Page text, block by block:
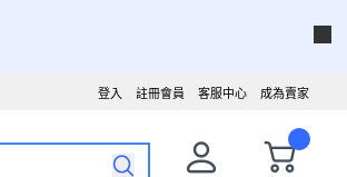
成為賣家
客服中心
註冊會員
登入